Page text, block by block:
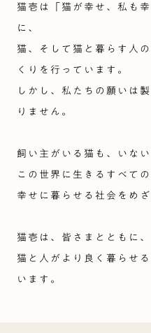
猫壱は「猫が幸せ、私も
に、
猫、そして猫と暮らす人
くりを行っています。
しかし、私たちの願いは
りません。
飼い主がいる猫も、いない
この世界に生きるすべての
幸せに暮らせる社会をめざ
猫壱は、皆さまとともに、
猫と人がより良く暮らせ
います。